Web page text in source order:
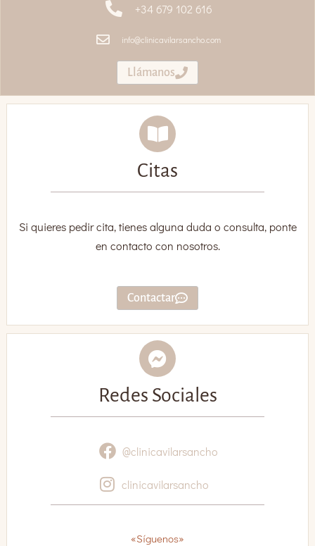
+34 679 102 616
info@clinicavilarsancho.com
Llámanos
Citas
Si quieres pedir cita, tienes alguna duda o consulta, ponte
en contacto con nosotros.
Contactar
Redes Sociales
@clinicavilarsancho
clinicavilarsancho
«Síguenos»